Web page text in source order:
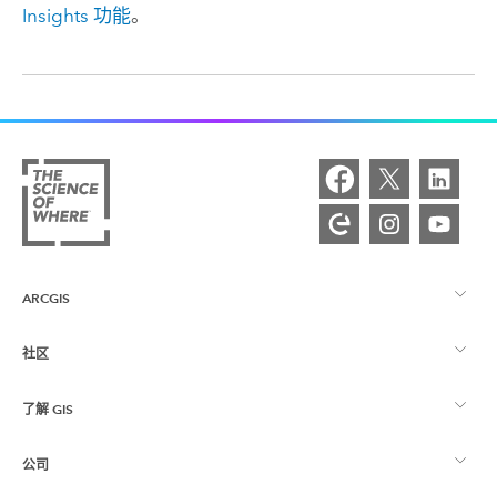
Insights 功能。
ARCGIS
ArcGIS 概览
制图
社区
Esri 社区
ArcGIS 博客
了解 GIS
什么是 GIS？
公司